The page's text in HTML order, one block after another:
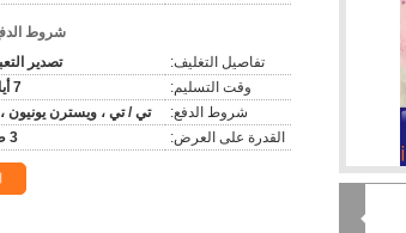
شروط
تفاصيل التغليف:
تصدير
وقت التسليم:
7 أيام بعد الدفع
شروط الدفع:
تي / تي ، ويسترن يونيون
القدرة على العرض:
3 طن أسبوعيا